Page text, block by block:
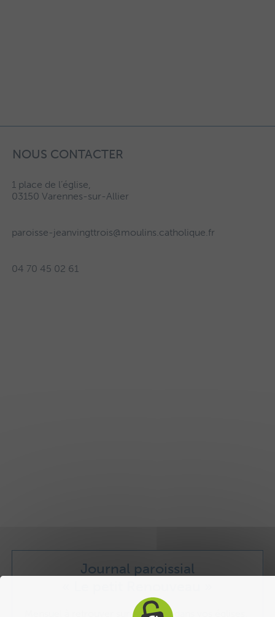
NOUS CONTACTER
1 place de l’église,
03150 Varennes-sur-Allier
paroisse-jeanvingttrois@moulins.catholique.fr
04 70 45 02 61
Journal paroissial
Mensuel à retrouver sur le site ou dans vos églises.